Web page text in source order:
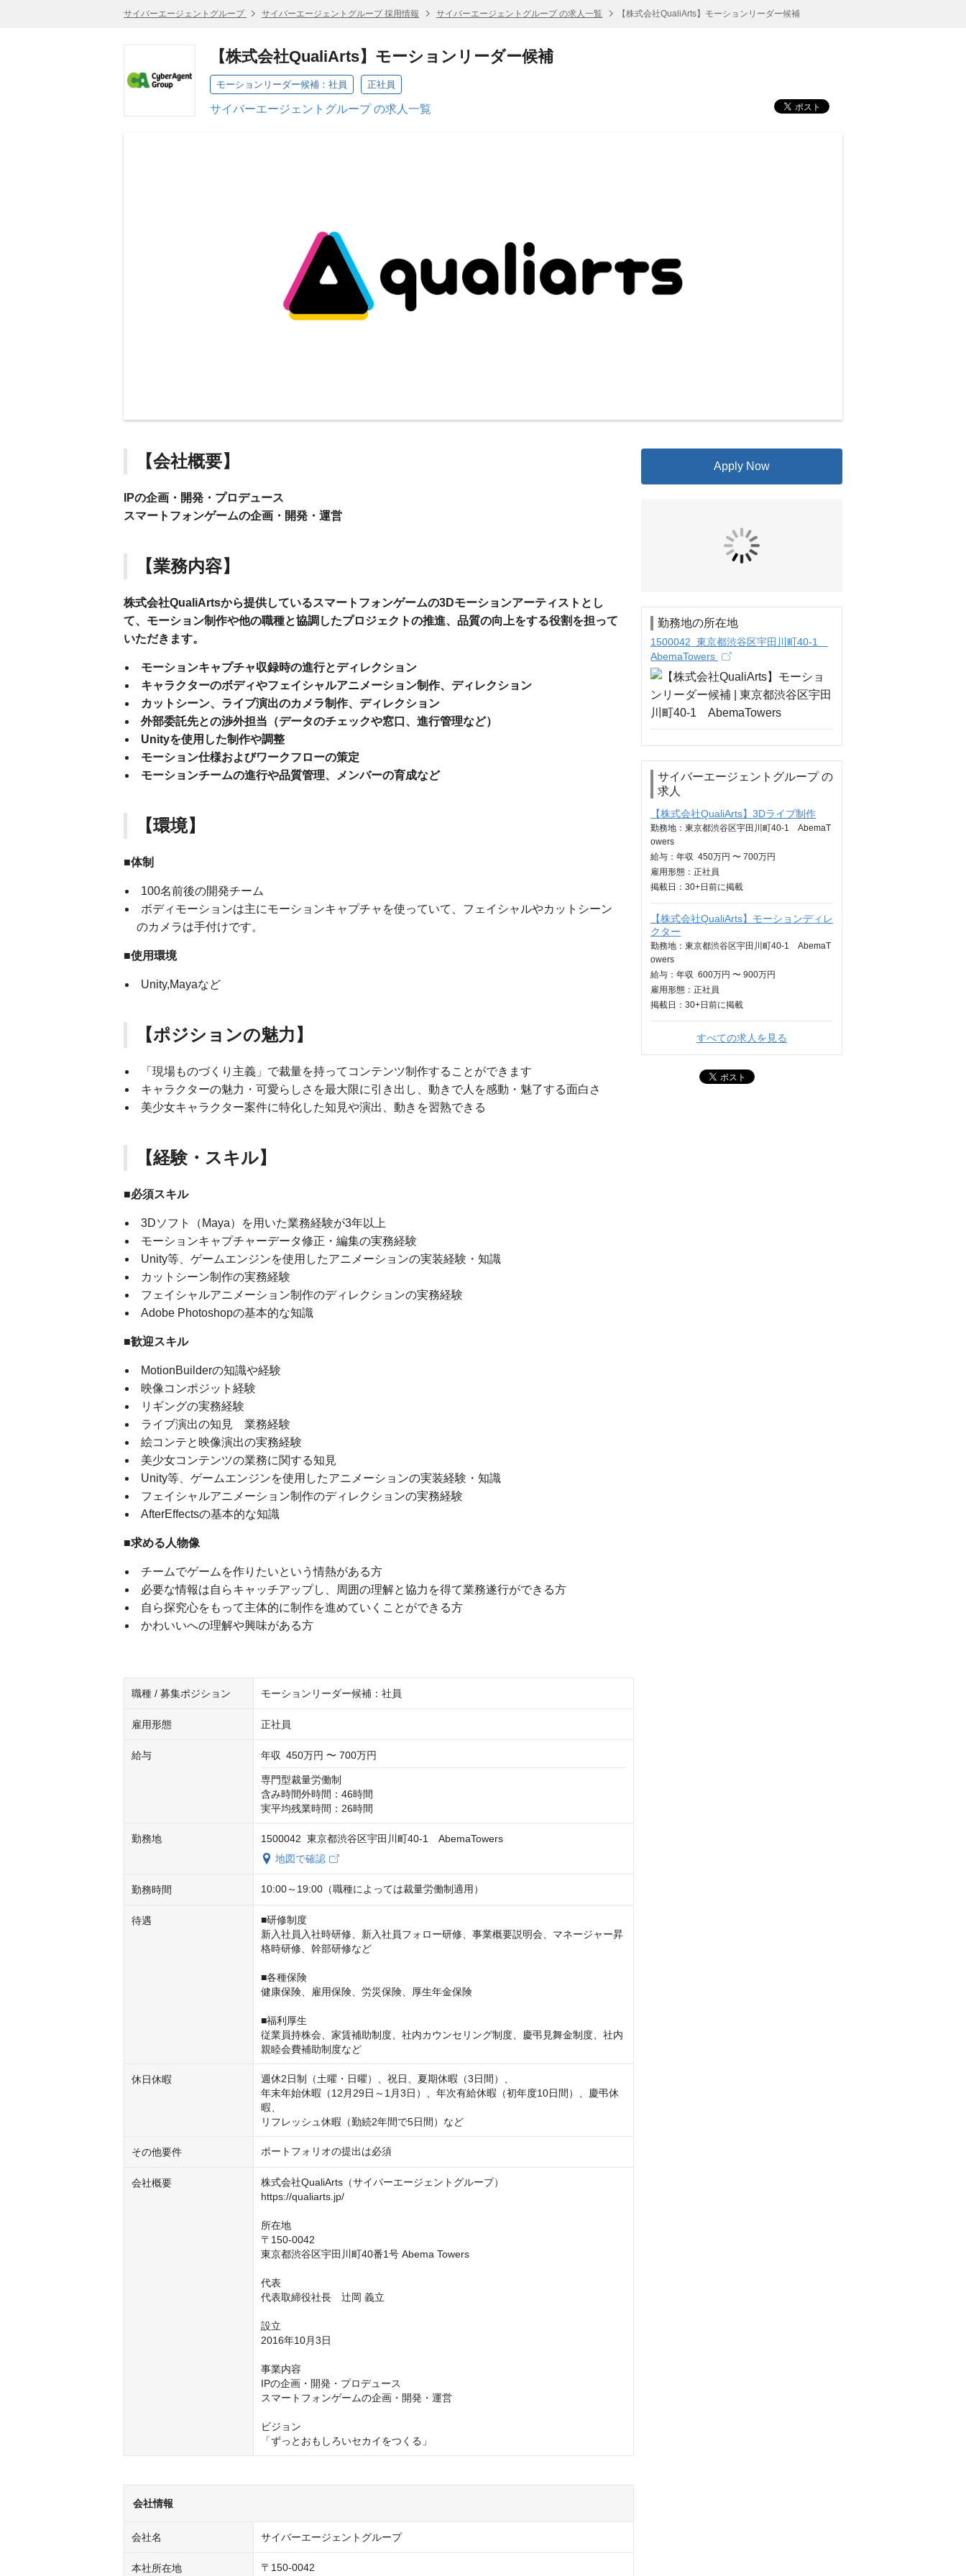
サイバーエージェントグループ サイバーエージェントグループ 採用情報 サイバーエージェントグループ の求人一覧 【株式会社QualiArts】モーションリーダー候補
【株式会社QualiArts】モーションリーダー候補
モーションリーダー候補：社員 正社員
サイバーエージェントグループ の求人一覧
【会社概要】
IPの企画・開発・プロデュース
スマートフォンゲームの企画・開発・運営
【業務内容】
株式会社QualiArtsから提供しているスマートフォンゲームの3Dモーションアーティストとし
て、モーション制作や他の職種と協調したプロジェクトの推進、品質の向上をする役割を担って
いただきます。
モーションキャプチャ収録時の進行とディレクション
キャラクターのボディやフェイシャルアニメーション制作、ディレクション
カットシーン、ライブ演出のカメラ制作、ディレクション
外部委託先との渉外担当（データのチェックや窓口、進行管理など）
Unityを使用した制作や調整
モーション仕様およびワークフローの策定
モーションチームの進行や品質管理、メンバーの育成など
【環境】
■体制
100名前後の開発チーム
ボディモーションは主にモーションキャプチャを使っていて、フェイシャルやカットシーン
のカメラは手付けです。
■使用環境
Unity,Mayaなど
【ポジションの魅力】
「現場ものづくり主義」で裁量を持ってコンテンツ制作することができます
キャラクターの魅力・可愛らしさを最大限に引き出し、動きで人を感動・魅了する面白さ
美少女キャラクター案件に特化した知見や演出、動きを習熟できる
【経験・スキル】
■必須スキル
3Dソフト（Maya）を用いた業務経験が3年以上
モーションキャプチャーデータ修正・編集の実務経験
Unity等、ゲームエンジンを使用したアニメーションの実装経験・知識
カットシーン制作の実務経験
フェイシャルアニメーション制作のディレクションの実務経験
Adobe Photoshopの基本的な知識
■歓迎スキル
MotionBuilderの知識や経験
映像コンポジット経験
リギングの実務経験
ライブ演出の知見 業務経験
絵コンテと映像演出の実務経験
美少女コンテンツの業務に関する知見
Unity等、ゲームエンジンを使用したアニメーションの実装経験・知識
フェイシャルアニメーション制作のディレクションの実務経験
AfterEffectsの基本的な知識
■求める人物像
チームでゲームを作りたいという情熱がある方
必要な情報は自らキャッチアップし、周囲の理解と協力を得て業務遂行ができる方
自ら探究心をもって主体的に制作を進めていくことができる方
かわいいへの理解や興味がある方
職種 / 募集ポジション モーションリーダー候補：社員
雇用形態 正社員
給与 年収 450万円 〜 700万円
専門型裁量労働制
含み時間外時間：46時間
実平均残業時間：26時間
勤務地
1500042 東京都渋谷区宇田川町40-1 AbemaTowers
地図で確認
勤務時間 10:00～19:00（職種によっては裁量労働制適用）
待遇
■研修制度
新入社員入社時研修、新入社員フォロー研修、事業概要説明会、マネージャー昇
格時研修、幹部研修など
■各種保険
健康保険、雇用保険、労災保険、厚生年金保険
■福利厚生
従業員持株会、家賃補助制度、社内カウンセリング制度、慶弔見舞金制度、社内
親睦会費補助制度など
休日休暇
週休2日制（土曜・日曜）、祝日、夏期休暇（3日間）、
年末年始休暇（12月29日～1月3日）、年次有給休暇（初年度10日間）、慶弔休
暇、
リフレッシュ休暇（勤続2年間で5日間）など
その他要件 ポートフォリオの提出は必須
会社概要
株式会社QualiArts（サイバーエージェントグループ）
https://qualiarts.jp/
所在地
〒150-0042
東京都渋谷区宇田川町40番1号 Abema Towers
代表
代表取締役社長　辻岡 義立
設立
2016年10月3日
事業内容
IPの企画・開発・プロデュース
スマートフォンゲームの企画・開発・運営
ビジョン
「ずっとおもしろいセカイをつくる」
会社情報
会社名 サイバーエージェントグループ
本社所在地 〒150-0042
Apply Now
勤務地の所在地
1500042 東京都渋谷区宇田川町40-1
AbemaTowers
サイバーエージェントグループ の
求人
【株式会社QualiArts】3Dライブ制作
勤務地：東京都渋谷区宇田川町40-1 AbemaT
owers
給与： 年収 450万円 〜 700万円
雇用形態：正社員
掲載日： 30+日 前に掲載
【株式会社QualiArts】モーションディレ
クター
勤務地：東京都渋谷区宇田川町40-1 AbemaT
owers
給与： 年収 600万円 〜 900万円
雇用形態：正社員
掲載日： 30+日 前に掲載
すべての求人を見る